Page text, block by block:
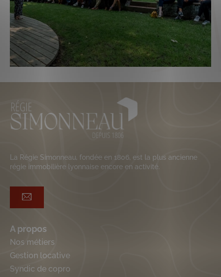
La Régie Simonneau, fondée en 1806, est la plus ancienne
régie immobilière lyonnaise encore en activité.
A propos
Nos métiers
Gestion locative
Syndic de copro